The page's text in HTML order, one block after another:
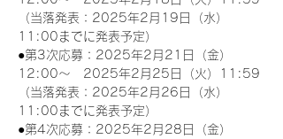
（当落発表：2025年2月19日（水）
11:00までに発表予定）
●第3次応募：2025年2月21日（金）
12:00～　2025年2月25日（火）11:59
（当落発表：2025年2月26日（水）
11:00までに発表予定）
●第4次応募：2025年2月28日（金）